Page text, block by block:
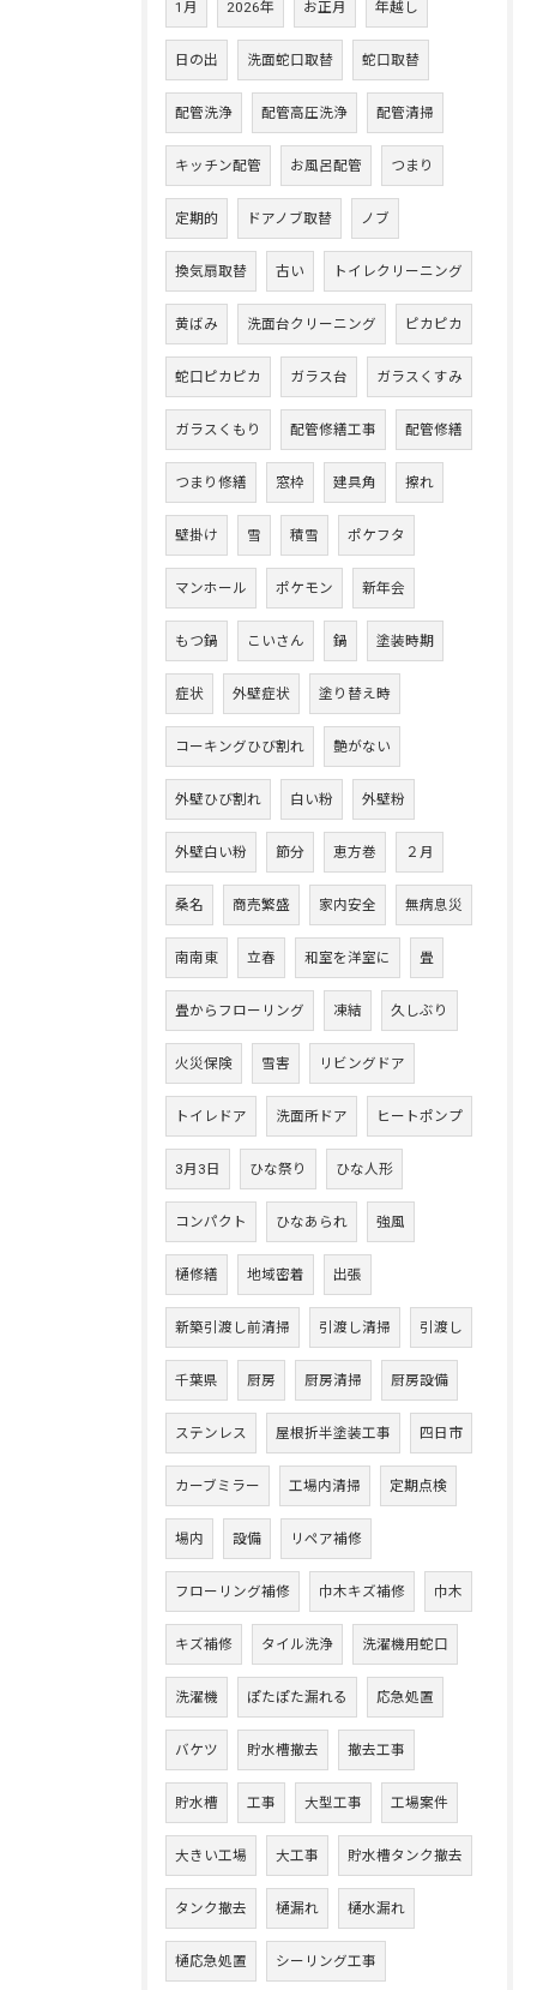
1月 2026年 お正月 年越し
日の出 洗面蛇口取替 蛇口取替
配管洗浄 配管高圧洗浄 配管清掃
キッチン配管 お風呂配管 つまり
定期的 ドアノブ取替 ノブ
換気扇取替 古い トイレクリーニング
黄ばみ 洗面台クリーニング ピカピカ
蛇口ピカピカ ガラス台 ガラスくすみ
ガラスくもり 配管修繕工事 配管修繕
つまり修繕 窓枠 建具角 擦れ
壁掛け 雪 積雪 ポケフタ
マンホール ポケモン 新年会
もつ鍋 こいさん 鍋 塗装時期
症状 外壁症状 塗り替え時
コーキングひび割れ 艶がない
外壁ひび割れ 白い粉 外壁粉
外壁白い粉 節分 恵方巻 ２月
桑名 商売繁盛 家内安全 無病息災
南南東 立春 和室を洋室に 畳
畳からフローリング 凍結 久しぶり
火災保険 雪害 リビングドア
トイレドア 洗面所ドア ヒートポンプ
3月3日 ひな祭り ひな人形
コンパクト ひなあられ 強風
樋修繕 地域密着 出張
新築引渡し前清掃 引渡し清掃 引渡し
千葉県 厨房 厨房清掃 厨房設備
ステンレス 屋根折半塗装工事 四日市
カーブミラー 工場内清掃 定期点検
場内 設備 リペア補修
フローリング補修 巾木キズ補修 巾木
キズ補修 タイル洗浄 洗濯機用蛇口
洗濯機 ぽたぽた漏れる 応急処置
バケツ 貯水槽撤去 撤去工事
貯水槽 工事 大型工事 工場案件
大きい工場 大工事 貯水槽タンク撤去
タンク撤去 樋漏れ 樋水漏れ
樋応急処置 シーリング工事